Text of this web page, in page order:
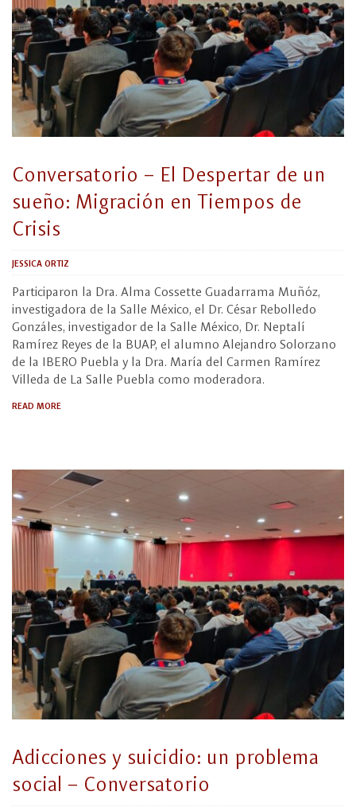
Conversatorio – El Despertar de un
sueño: Migración en Tiempos de
Crisis
JESSICA ORTIZ
Participaron la Dra. Alma Cossette Guadarrama Muñóz,
investigadora de la Salle México, el Dr. César Rebolledo
Gonzáles, investigador de la Salle México, Dr. Neptalí
Ramírez Reyes de la BUAP, el alumno Alejandro Solorzano
de la IBERO Puebla y la Dra. María del Carmen Ramírez
Villeda de La Salle Puebla como moderadora.
READ MORE
Adicciones y suicidio: un problema
social – Conversatorio